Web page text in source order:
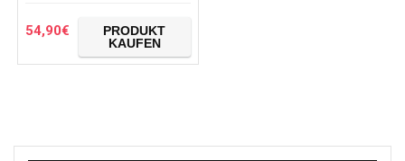
Handgepäck…
54,90€
PRODUKT
KAUFEN